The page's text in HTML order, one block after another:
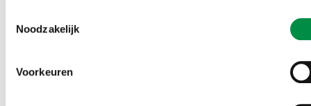
Noodzakelijk
Voorkeuren
OR/magazine.